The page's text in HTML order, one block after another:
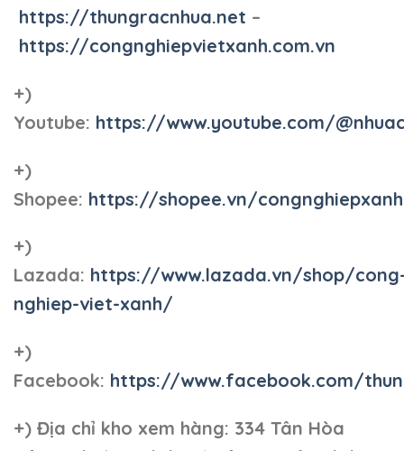
https://thungracnhua.net –
https://congnghiepvietxanh.com.vn
+)
Youtube: https://www.youtube.com/
+)
Shopee: https://shopee.vn/
+)
Lazada: https://www.lazada.vn/shop/
nghiep-viet-xanh/
+)
Facebook: https://www.facebook.com/
+) Địa chỉ kho xem hàng: 334 Tân Hòa